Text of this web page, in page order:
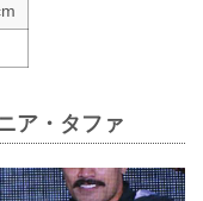
ア・タファ